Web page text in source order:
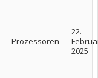
Prozessoren
22.
2025